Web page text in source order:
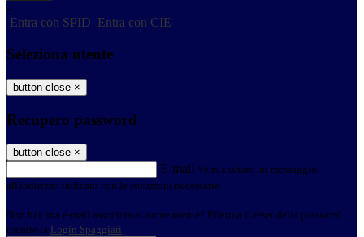
-
Entra con SPID Entra con CIE
Seleziona utente
button close ×
Recupero password
button close ×
E-mail Verrà inviato un messaggio
all'indirizzo indicato con le istruzioni necessarie.
Non hai una e-mail associata al nome utente? Effettua il reset della password
tramite la Login Spaggiari